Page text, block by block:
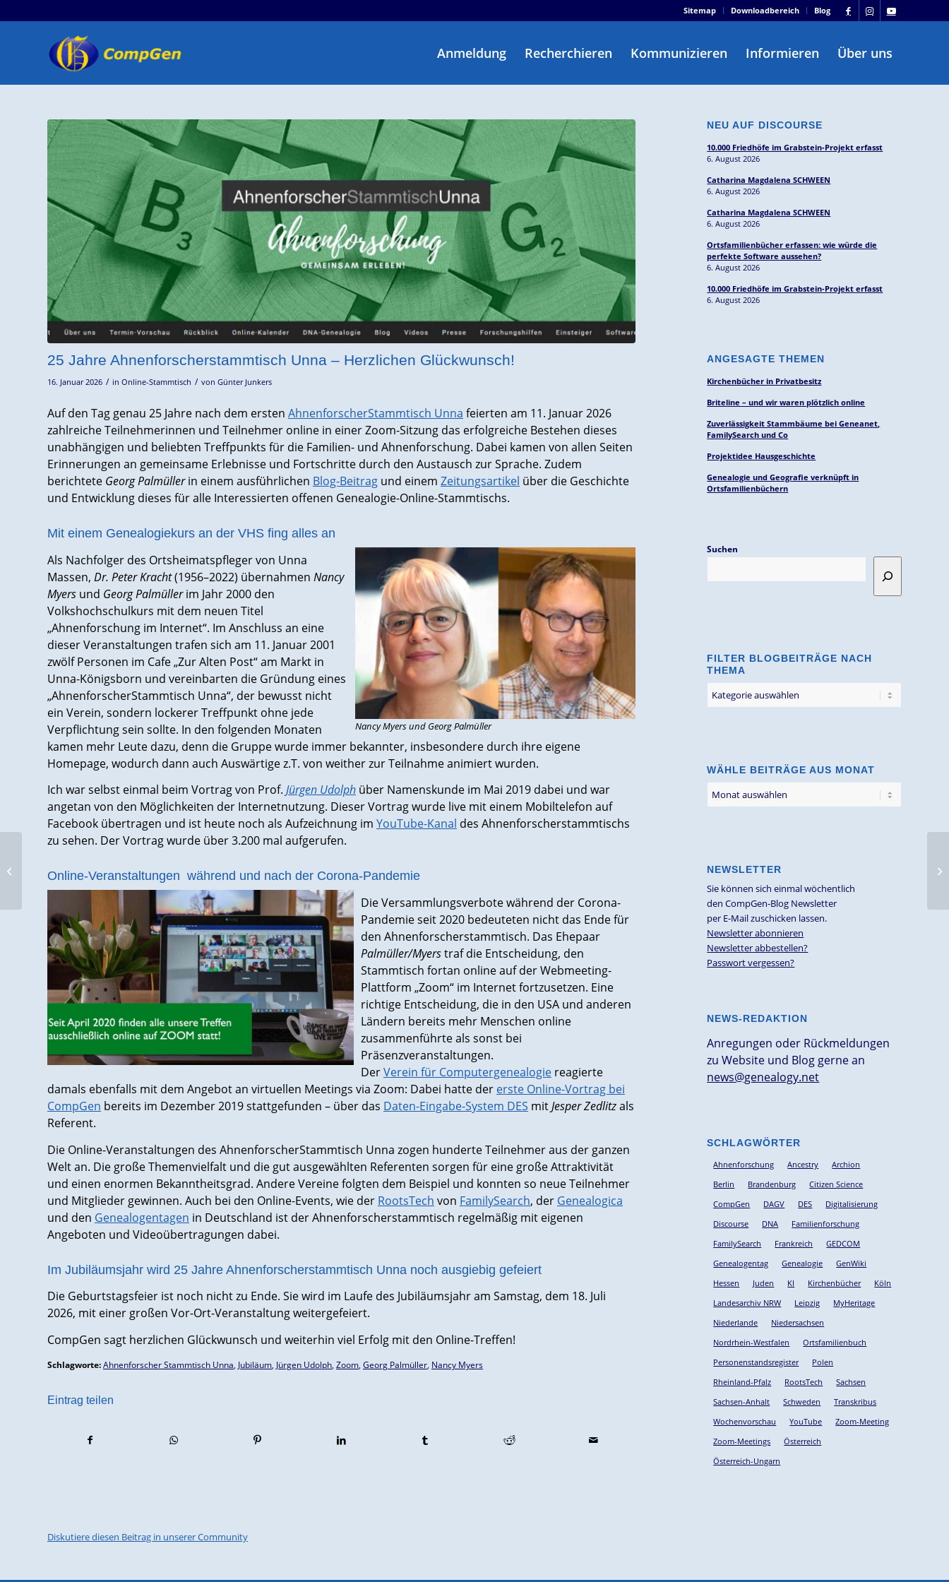
Sitemap Downloadbereich Blog
Anmeldung Recherchieren Kommunizieren Informieren Über uns
25 Jahre Ahnenforscherstammtisch Unna – Herzlichen Glückwunsch!
16. Januar 2026 / in Online-Stammtisch / von Günter Junkers
Auf den Tag genau 25 Jahre nach dem ersten AhnenforscherStammtisch Unna feierten am 11. Januar 2026
zahlreiche Teilnehmerinnen und Teilnehmer online in einer Zoom-Sitzung das erfolgreiche Bestehen dieses
unabhängigen und beliebten Treffpunkts für die Familien- und Ahnenforschung. Dabei kamen von allen Seiten
Erinnerungen an gemeinsame Erlebnisse und Fortschritte durch den Austausch zur Sprache. Zudem
berichtete Georg Palmüllerin einem ausführlichen Blog-Beitrag und einem Zeitungsartikel über die Geschichte
und Entwicklung dieses für alle Interessierten offenen Genealogie-Online-Stammtischs.
Mit einem Genealogiekurs an der VHS fing alles an
Nancy Myers und Georg Palmüller
Als Nachfolger des Ortsheimatspfleger von Unna
Massen, Dr. Peter Kracht(1956–2022) übernahmen Nancy
Myers und Georg Palmüllerim Jahr 2000 den
Volkshochschulkurs mit dem neuen Titel
„Ahnenforschung im Internet“. Im Anschluss an eine
dieser Veranstaltungen trafen sich am 11. Januar 2001
zwölf Personen im Cafe „Zur Alten Post“ am Markt in
Unna-Königsborn und vereinbarten die Gründung eines
„AhnenforscherStammtisch Unna“, der bewusst nicht
ein Verein, sondern lockerer Treffpunkt ohne jede
Verpflichtung sein sollte. In den folgenden Monaten
kamen mehr Leute dazu, denn die Gruppe wurde immer bekannter, insbesondere durch ihre eigene
Homepage, wodurch dann auch Auswärtige z.T. von weither zur Teilnahme animiert wurden.
Ich war selbst einmal beim Vortrag von Prof. Jürgen Udolph über Namenskunde im Mai 2019 dabei und war
angetan von den Möglichkeiten der Internetnutzung. Dieser Vortrag wurde live mit einem Mobiltelefon auf
Facebook übertragen und ist heute noch als Aufzeichnung im YouTube-Kanal des Ahnenforscherstammtischs
zu sehen. Der Vortrag wurde über 3.200 mal aufgerufen.
Online-Veranstaltungen während und nach der Corona-Pandemie
Die Versammlungsverbote während der Corona-
Pandemie seit 2020 bedeuteten nicht das Ende für
den Ahnenforscherstammtisch. Das Ehepaar
Palmüller/Myerstraf die Entscheidung, den
Stammtisch fortan online auf der Webmeeting-
Plattform „Zoom“ im Internet fortzusetzen. Eine
richtige Entscheidung, die in den USA und anderen
Ländern bereits mehr Menschen online
zusammenführte als sonst bei
Präsenzveranstaltungen.
DerVerein für Computergenealogie reagierte
damals ebenfalls mit dem Angebot an virtuellen Meetings via Zoom: Dabei hatte der erste Online-Vortrag bei
CompGen bereits im Dezember 2019 stattgefunden – über das Daten-Eingabe-System DES mitJesper Zedlitzals
Referent.
Die Online-Veranstaltungen des AhnenforscherStammtisch Unna zogen hunderte Teilnehmer aus der ganzen
Welt an. Die große Themenvielfalt und die gut ausgewählten Referenten sorgen für eine große Attraktivität
und einen enormen Bekanntheitsgrad. Andere Vereine folgten dem Beispiel und konnten so neue Teilnehmer
und Mitglieder gewinnen. Auch bei den Online-Events, wie der RootsTech von FamilySearch, der Genealogica
und den Genealogentagen in Deutschland ist der Ahnenforscherstammtisch regelmäßig mit eigenen
Angeboten und Videoübertragungen dabei.
Im Jubiläumsjahr wird 25 Jahre Ahnenforscherstammtisch Unna noch ausgiebig gefeiert
Die Geburtstagsfeier ist noch nicht zu Ende. Sie wird im Laufe des Jubiläumsjahr am Samstag, dem 18. Juli
2026, mit einer großen Vor-Ort-Veranstaltung weitergefeiert.
CompGen sagt herzlichen Glückwunsch und weiterhin viel Erfolg mit den Online-Treffen!
Schlagworte:Ahnenforscher Stammtisch Unna, Jubiläum, Jürgen Udolph, Zoom, Georg Palmüller, Nancy Myers
Eintrag teilen
Diskutiere diesen Beitrag in unserer Community
NEU AUF DISCOURSE
10.000 Friedhöfe im Grabstein-Projekt erfasst
6. August 2026
Catharina Magdalena SCHWEEN
6. August 2026
Catharina Magdalena SCHWEEN
6. August 2026
Ortsfamilienbücher erfassen: wie würde die
perfekte Software aussehen?
6. August 2026
10.000 Friedhöfe im Grabstein-Projekt erfasst
6. August 2026
ANGESAGTE THEMEN
Kirchenbücher in Privatbesitz
Briteline – und wir waren plötzlich online
Zuverlässigkeit Stammbäume bei Geneanet,
FamilySearch und Co
Projektidee Hausgeschichte
Genealogie und Geografie verknüpft in
Ortsfamilienbüchern
Suchen
FILTER BLOGBEITRÄGE NACH
THEMA
Blogbeiträge
WÄHLE BEITRÄGE AUS MONAT
NEWSLETTER
Sie können sich einmal wöchentlich
den CompGen-Blog Newsletter
per E-Mail zuschicken lassen.
Newsletter abonnieren
Newsletter abbestellen?
Passwort vergessen?
NEWS-REDAKTION
Anregungen oder Rückmeldungen
zu Website und Blog gerne an
news@genealogy.net
SCHLAGWÖRTER
Ahnenforschung Ancestry
Archion
Berlin
Brandenburg
Citizen Science
CompGen
DAGV DES
Digitalisierung
Discourse
DNA
Familienforschung
FamilySearch
Frankreich
GEDCOM
Genealogentag
Genealogie
GenWiki
Hessen
Juden KI Kirchenbücher
Köln
Landesarchiv NRW
Leipzig
MyHeritage
Niederlande
Niedersachsen
Nordrhein-Westfalen
Ortsfamilienbuch
Personenstandsregister
Polen
Rheinland-Pfalz
RootsTech
Sachsen
Sachsen-Anhalt
Schweden
Transkribus
Wochenvorschau
YouTube
Zoom-Meeting
Zoom-Meetings
Österreich
Österreich-Ungarn
Frauengeschichten –
Heirat, Haushalt und ...